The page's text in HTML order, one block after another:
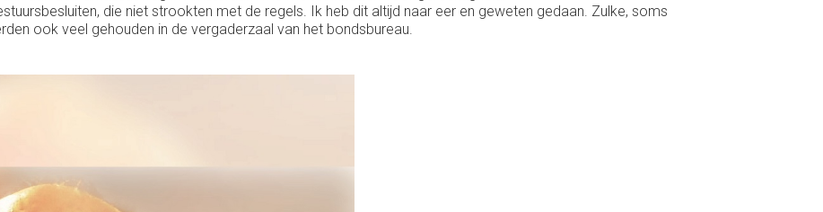
die niet strookten met de regels. Ik heb dit altijd naar eer en geweten gedaan. Zulke, soms
ook veel gehouden in de vergaderzaal van het bondsbureau.